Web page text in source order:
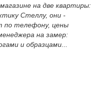
на две квартиры:
Стеллу, они -
по телефону, цены
на замер:
и образцами...